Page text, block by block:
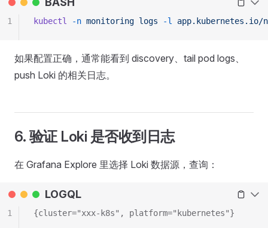
kubectl -n monitoring logs -l app.kubernetes.io/
1
如果配置正确，通常能看到 discovery、tail pod logs、
push Loki 的相关日志。
6. 验证 Loki 是否收到日志
在 Grafana Explore 里选择 Loki 数据源，查询：
LOGQL
{cluster="xxx-k8s", platform="kubernetes"}
1